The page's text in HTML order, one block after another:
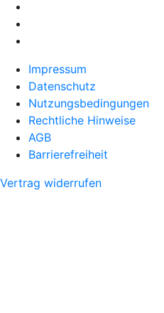
Impressum
Datenschutz
Nutzungsbedingungen
Rechtliche Hinweise
AGB
Barrierefreiheit
Vertrag widerrufen